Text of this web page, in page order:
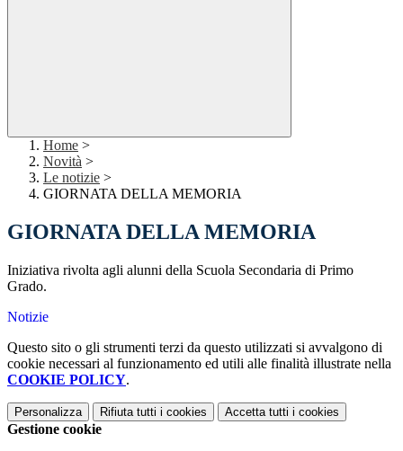
Home >
Novità >
Le notizie >
GIORNATA DELLA MEMORIA
GIORNATA DELLA MEMORIA
Iniziativa rivolta agli alunni della Scuola Secondaria di Primo
Grado.
Notizie
Questo sito o gli strumenti terzi da questo utilizzati si avvalgono di
cookie necessari al funzionamento ed utili alle finalità illustrate nella
COOKIE POLICY.
Personalizza Rifiuta tutti i cookies Accetta tutti i cookies
Gestione cookie